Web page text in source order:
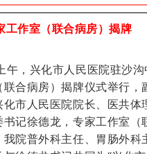
工作室（联合病房）揭牌
午，兴化市人民医院驻沙
联合病房）揭牌仪式举行，
市人民医院院长、医共体
记徐德龙，专家工作室（
我院普外科主任、胃肠外科